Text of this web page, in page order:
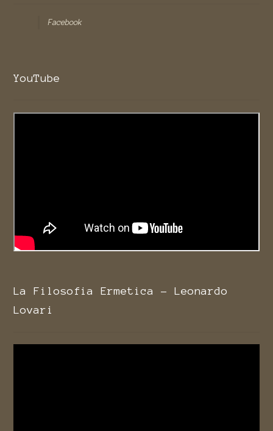
Facebook
YouTube
La Filosofia Ermetica - Leonardo
Lovari